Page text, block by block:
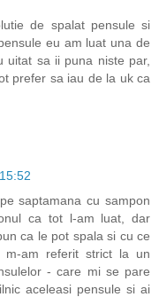
de spalat pensule si
eu am luat una de
uitat sa ii puna niste par,
prefer sa iau de la uk ca
saptamana cu sampon
ca tot l-am luat, dar
ca le pot spala si cu ce
m-am referit strict la un
- care mi se pare
aceleasi pensule si ai